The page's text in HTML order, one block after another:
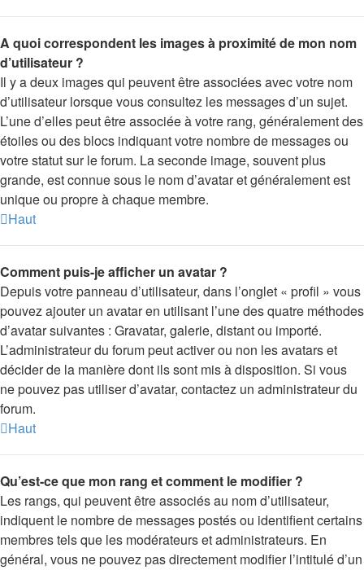
A quoi correspondent les images à proximité de mon nom
d’utilisateur ?
Il y a deux images qui peuvent être associées avec votre nom
d’utilisateur lorsque vous consultez les messages d’un sujet.
L’une d’elles peut être associée à votre rang, généralement des
étoiles ou des blocs indiquant votre nombre de messages ou
votre statut sur le forum. La seconde image, souvent plus
grande, est connue sous le nom d’avatar et généralement est
unique ou propre à chaque membre.
Haut
Comment puis-je afficher un avatar ?
Depuis votre panneau d’utilisateur, dans l’onglet « profil » vous
pouvez ajouter un avatar en utilisant l’une des quatre méthodes
d’avatar suivantes : Gravatar, galerie, distant ou importé.
L’administrateur du forum peut activer ou non les avatars et
décider de la manière dont ils sont mis à disposition. Si vous
ne pouvez pas utiliser d’avatar, contactez un administrateur du
forum.
Haut
Qu’est-ce que mon rang et comment le modifier ?
Les rangs, qui peuvent être associés au nom d’utilisateur,
indiquent le nombre de messages postés ou identifient certains
membres tels que les modérateurs et administrateurs. En
général, vous ne pouvez pas directement modifier l’intitulé d’un